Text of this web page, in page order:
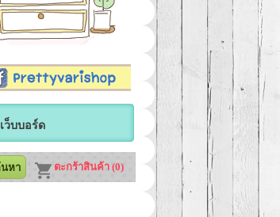
เว็บบอร์ด
ตะกร้าสินค้า (0)